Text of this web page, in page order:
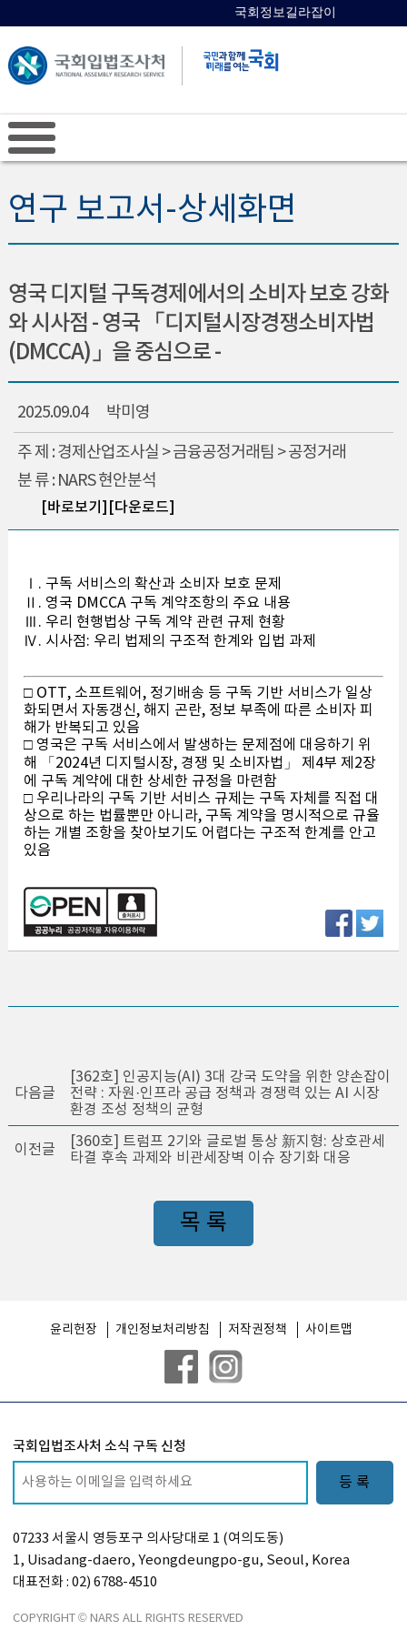
국회정보길라잡이
연구 보고서-상세화면
영국 디지털 구독경제에서의 소비자 보호 강화
와 시사점 - 영국 「디지털시장경쟁소비자법
(DMCCA)」을 중심으로 -
2025.09.04 박미영
주 제 : 경제산업조사실 > 금융공정거래팀 > 공정거래
분 류 : NARS 현안분석
[바로보기] [다운로드]
Ⅰ. 구독 서비스의 확산과 소비자 보호 문제
Ⅱ. 영국 DMCCA 구독 계약조항의 주요 내용
Ⅲ. 우리 현행법상 구독 계약 관련 규제 현황
Ⅳ. 시사점: 우리 법제의 구조적 한계와 입법 과제
□ OTT, 소프트웨어, 정기배송 등 구독 기반 서비스가 일상
화되면서 자동갱신, 해지 곤란, 정보 부족에 따른 소비자 피
해가 반복되고 있음
□ 영국은 구독 서비스에서 발생하는 문제점에 대응하기 위
해 「2024년 디지털시장, 경쟁 및 소비자법」 제4부 제2장
에 구독 계약에 대한 상세한 규정을 마련함
□ 우리나라의 구독 기반 서비스 규제는 구독 자체를 직접 대
상으로 하는 법률뿐만 아니라, 구독 계약을 명시적으로 규율
하는 개별 조항을 찾아보기도 어렵다는 구조적 한계를 안고
있음
다음글
[362호] 인공지능(AI) 3대 강국 도약을 위한 양손잡이
전략 : 자원·인프라 공급 정책과 경쟁력 있는 AI 시장
환경 조성 정책의 균형
이전글
[360호] 트럼프 2기와 글로벌 통상 新지형: 상호관세
타결 후속 과제와 비관세장벽 이슈 장기화 대응
목 록
윤리헌장 개인정보처리방침 저작권정책 사이트맵
07233 서울시 영등포구 의사당대로 1 (여의도동)
1, Uisadang-daero, Yeongdeungpo-gu, Seoul, Korea
대표전화 : 02) 6788-4510
COPYRIGHT © NARS ALL RIGHTS RESERVED
국회입법조사처 소식 구독 신청
등 록